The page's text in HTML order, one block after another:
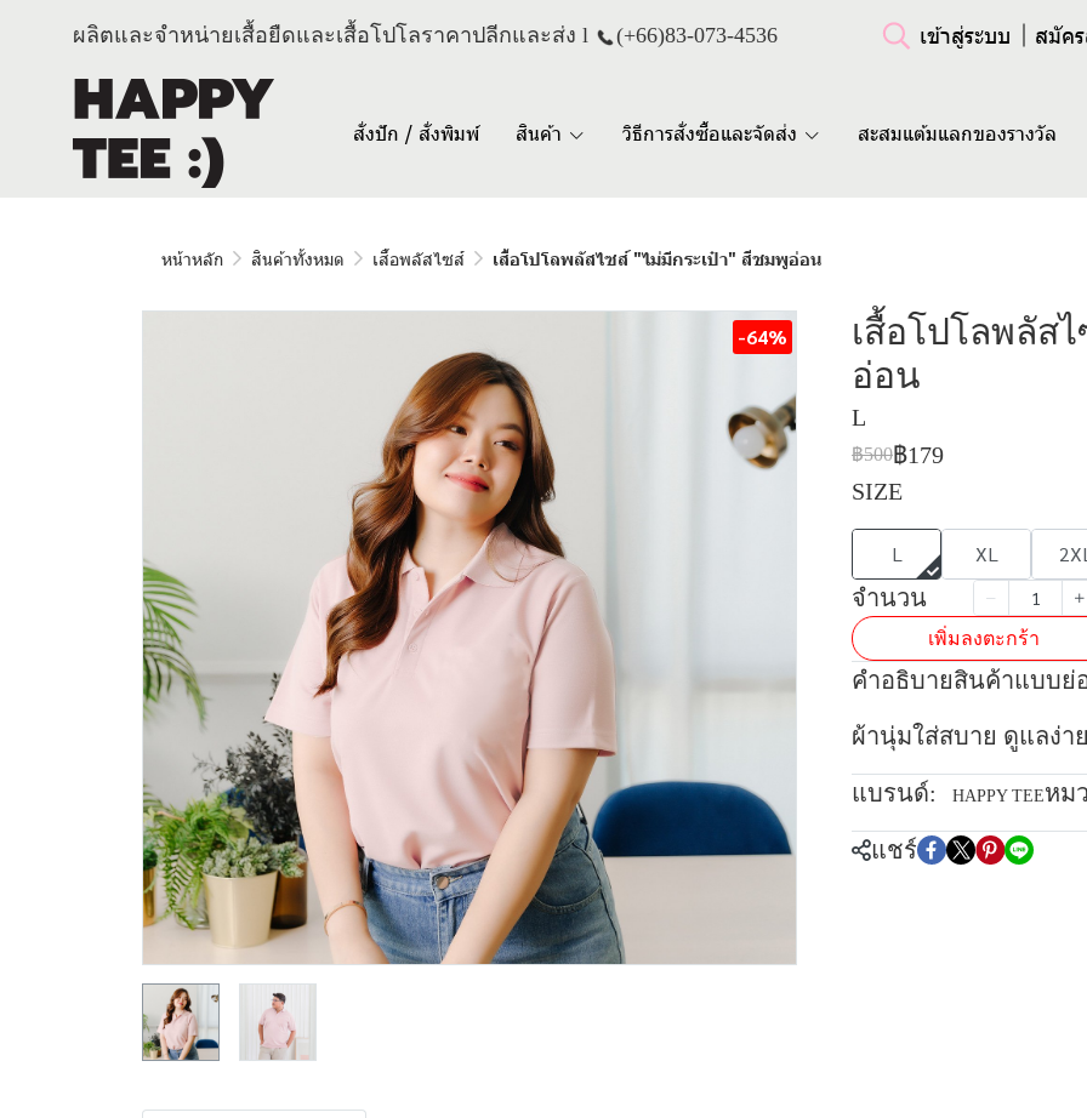
ผลิตและจำหน่ายเสื้อยืดและเสื้อโปโลราคาปลีกและส่ง l (+66)83-073-4536 เข้าสู่ระบบ สมัค
สั่งปัก / สั่งพิมพ์ สินค้า วิธีการสั่งซื้อและจัดส่ง สะสมแต้มแลกของรางวัล
หน้าหลัก สินค้าทั้งหมด เสื้อพลัสไซส์ เสื้อโปโลพลัสไซส์ "ไม่มีกระเป๋า" สีชมพูอ่อน
-64%
เสื้อโปโลพลัส
อ่อน
L
฿500฿179
SIZE
L XL
จำนวน
เพิ่มลงตะกร้า
คำอธิบายสินค้าแบบย่
ผ้านุ่มใส่สบาย ดูแลง่า
แบรนด์: HAPPY TEEหม
แชร์